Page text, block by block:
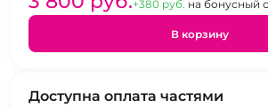
+380 pуб. на бонусный
В корзину
Доступна оплата частями